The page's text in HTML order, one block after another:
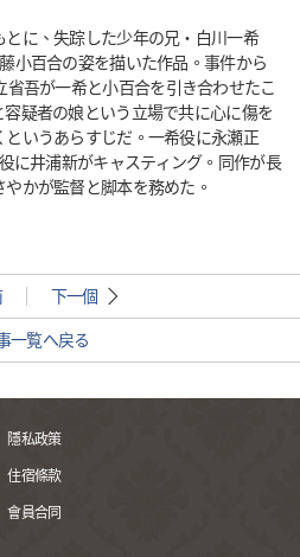
に、失踪した少年の兄・白川一希
小百合の姿を描いた作品。事件から
吾が一希と小百合を引き合わせたこ
疑者の娘という立場で共に心に傷を
いうあらすじだ。一希役に永瀬正
に井浦新がキャスティング。同作が長
かが監督と脚本を務めた。
下一個
一覧へ戻る
隱私政策
住宿條款
會員合同